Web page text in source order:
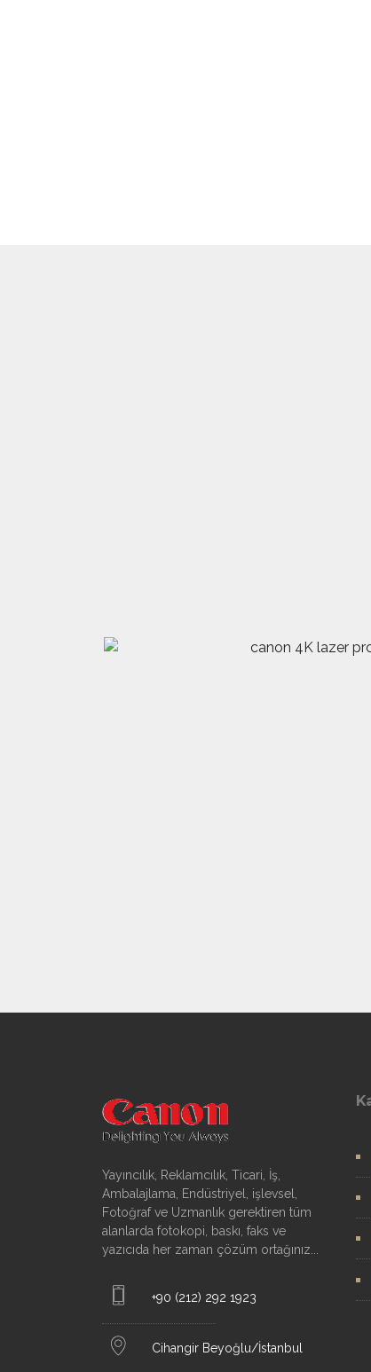
Yayıncılık, Reklamcılık, Ticari, İş,
Ambalajlama, Endüstriyel, işlevsel,
Fotoğraf ve Uzmanlık gerektiren tüm
alanlarda fotokopi, baskı, faks ve
yazıcıda her zaman çözüm ortağınız...
+90 (212) 292 1923
Cihangir Beyoğlu/İstanbul